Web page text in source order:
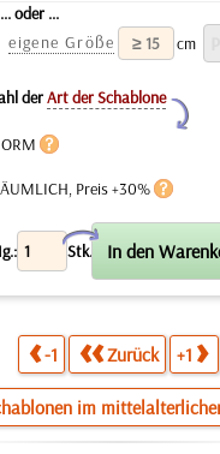
... oder ...
eigene Größe
cm
derArt der Schablone
Y
Preis +30%
Stk.
X
-1 Zurück +1
im